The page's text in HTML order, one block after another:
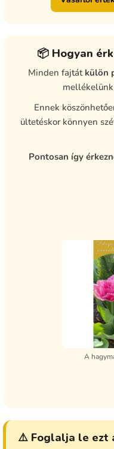
📦 Hogyan
Minden fajtát külön
Ennek
ültetéskor könnyen
Pontosan így
A
⚠️ Foglalja le ezt